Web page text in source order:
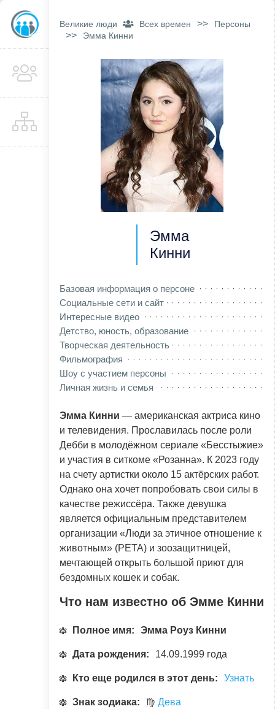
Великие люди Всех времен >> Персоны
>> Эмма Кинни
Эмма
Кинни
Базовая информация о персоне
Социальные сети и сайт
Интересные видео
Детство, юность, образование
Творческая деятельность
Фильмография
Шоу с участием персоны
Личная жизнь и семья
Эмма Кинни — американская актриса кино
и телевидения. Прославилась после роли
Дебби в молодёжном сериале «Бесстыжие»
и участия в ситкоме «Розанна». К 2023 году
на счету артистки около 15 актёрских работ.
Однако она хочет попробовать свои силы в
качестве режиссёра. Также девушка
является официальным представителем
организации «Люди за этичное отношение к
животным» (PETA) и зоозащитницей,
мечтающей открыть большой приют для
бездомных кошек и собак.
Что нам известно об Эмме Кинни
Полное имя: Эмма Роуз Кинни
Дата рождения: 14.09.1999 года
Кто еще родился в этот день: Узнать
Знак зодиака: ♍ Дева